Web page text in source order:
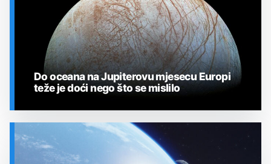
SVEMIR
Do oceana na Jupiterovu mjesecu Europi
teže je doći nego što se mislilo